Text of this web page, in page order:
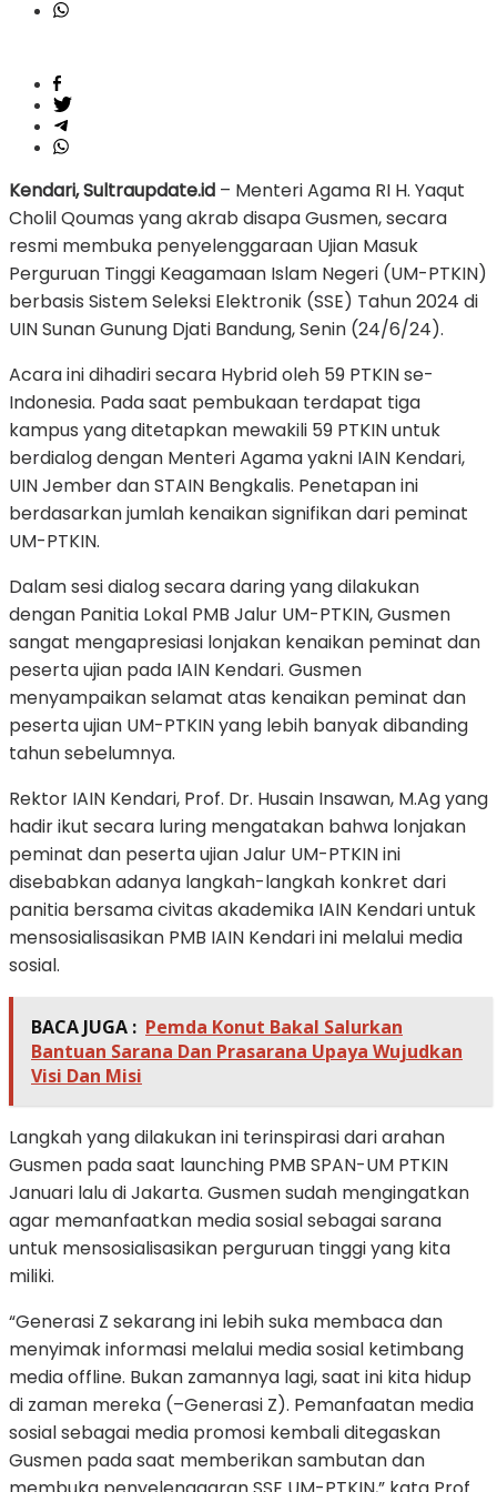
Kendari, Sultraupdate.id – Menteri Agama RI H. Yaqut
Cholil Qoumas yang akrab disapa Gusmen, secara
resmi membuka penyelenggaraan Ujian Masuk
Perguruan Tinggi Keagamaan Islam Negeri (UM-PTKIN)
berbasis Sistem Seleksi Elektronik (SSE) Tahun 2024 di
UIN Sunan Gunung Djati Bandung, Senin (24/6/24).
Acara ini dihadiri secara Hybrid oleh 59 PTKIN se-
Indonesia. Pada saat pembukaan terdapat tiga
kampus yang ditetapkan mewakili 59 PTKIN untuk
berdialog dengan Menteri Agama yakni IAIN Kendari,
UIN Jember dan STAIN Bengkalis. Penetapan ini
berdasarkan jumlah kenaikan signifikan dari peminat
UM-PTKIN.
Dalam sesi dialog secara daring yang dilakukan
dengan Panitia Lokal PMB Jalur UM-PTKIN, Gusmen
sangat mengapresiasi lonjakan kenaikan peminat dan
peserta ujian pada IAIN Kendari. Gusmen
menyampaikan selamat atas kenaikan peminat dan
peserta ujian UM-PTKIN yang lebih banyak dibanding
tahun sebelumnya.
Rektor IAIN Kendari, Prof. Dr. Husain Insawan, M.Ag yang
hadir ikut secara luring mengatakan bahwa lonjakan
peminat dan peserta ujian Jalur UM-PTKIN ini
disebabkan adanya langkah-langkah konkret dari
panitia bersama civitas akademika IAIN Kendari untuk
mensosialisasikan PMB IAIN Kendari ini melalui media
sosial.
BACA JUGA : Pemda Konut Bakal Salurkan
Bantuan Sarana Dan Prasarana Upaya Wujudkan
Visi Dan Misi
Langkah yang dilakukan ini terinspirasi dari arahan
Gusmen pada saat launching PMB SPAN-UM PTKIN
Januari lalu di Jakarta. Gusmen sudah mengingatkan
agar memanfaatkan media sosial sebagai sarana
untuk mensosialisasikan perguruan tinggi yang kita
miliki.
“Generasi Z sekarang ini lebih suka membaca dan
menyimak informasi melalui media sosial ketimbang
media offline. Bukan zamannya lagi, saat ini kita hidup
di zaman mereka (–Generasi Z). Pemanfaatan media
sosial sebagai media promosi kembali ditegaskan
Gusmen pada saat memberikan sambutan dan